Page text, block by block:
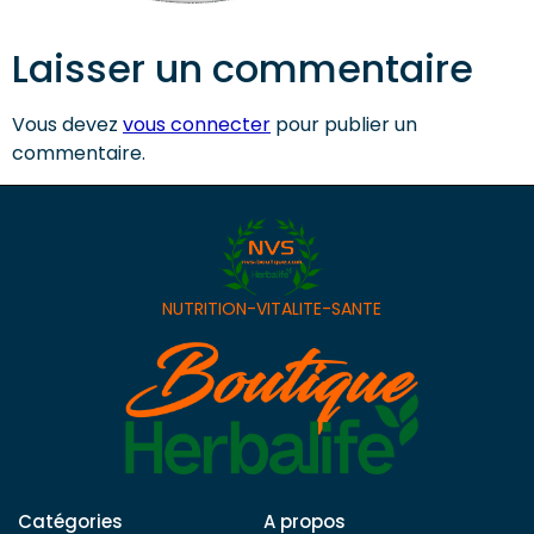
Laisser un commentaire
Vous devez vous connecter pour publier un
commentaire.
NUTRITION-VITALITE-SANTE
Catégories A propos